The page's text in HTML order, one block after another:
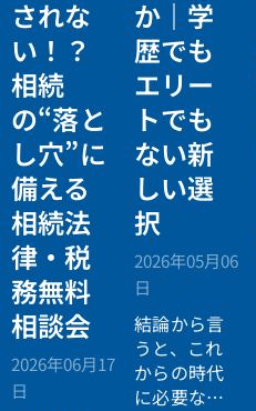
されな
い！？
相続
の“落と
し穴”に
備える
相続法
律・税
務無料
相談会
2026年06月17
日
か｜学
歴でも
エリー
トでも
ない新
しい選
択
2026年05月06
日
結論から言
うと、これ
からの時代
に必要なの